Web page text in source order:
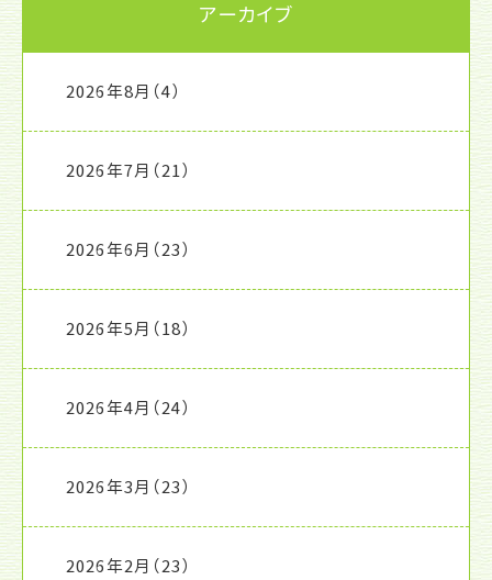
アーカイブ
2026年8月 （4）
2026年7月 （21）
2026年6月 （23）
2026年5月 （18）
2026年4月 （24）
2026年3月 （23）
2026年2月 （23）